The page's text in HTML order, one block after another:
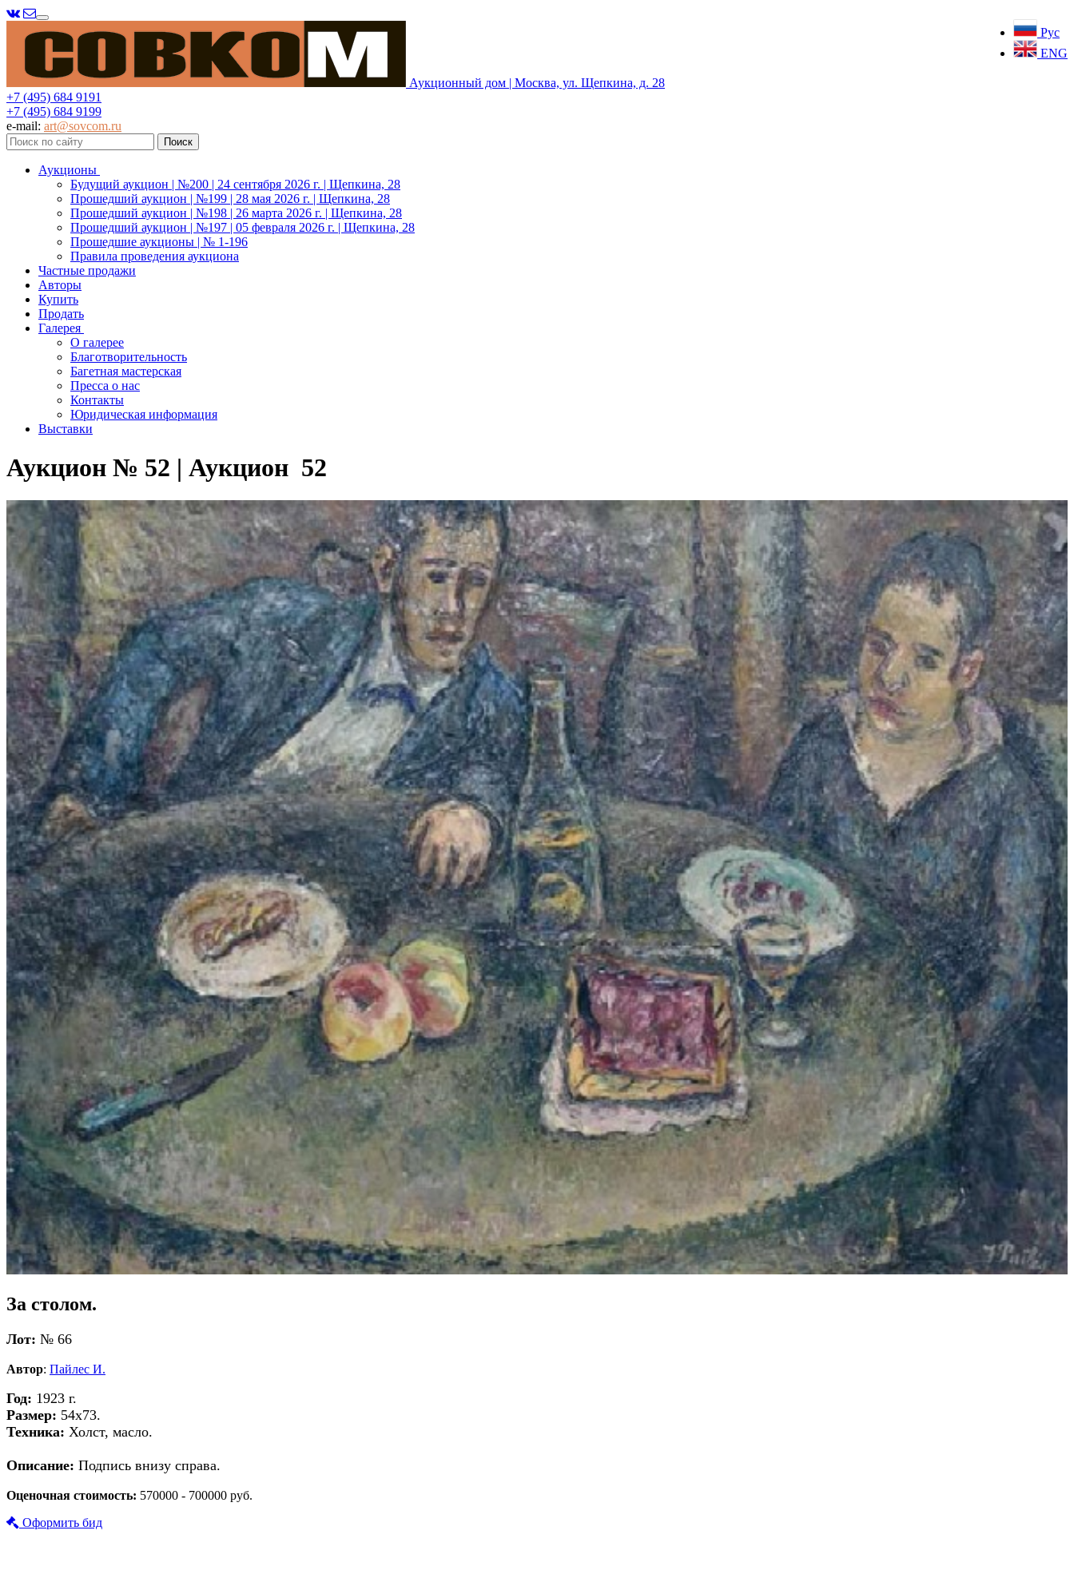
Рус
ENG
Меню
Аукционный дом | Москва, ул. Щепкина, д. 28
+7 (495) 684 9191
+7 (495) 684 9199
e-mail: art@sovcom.ru
Аукционы
Будущий аукцион | №200 | 24 сентября 2026 г. | Щепкина, 28
Прошедший аукцион | №199 | 28 мая 2026 г. | Щепкина, 28
Прошедший аукцион | №198 | 26 марта 2026 г. | Щепкина, 28
Прошедший аукцион | №197 | 05 февраля 2026 г. | Щепкина, 28
Прошедшие аукционы | № 1-196
Правила проведения аукциона
Частные продажи
Авторы
Купить
Продать
Галерея
О галерее
Благотворительность
Багетная мастерская
Пресса о нас
Контакты
Юридическая информация
Выставки
Аукцион № 52 | Аукцион 52
За столом.
Лот: № 66
Автор: Пайлес И.
Год: 1923 г.
Размер: 54х73.
Техника: Холст, масло.
Описание: Подпись внизу справа.
Оценочная стоимость: 570000 - 700000 руб.
Оформить бид